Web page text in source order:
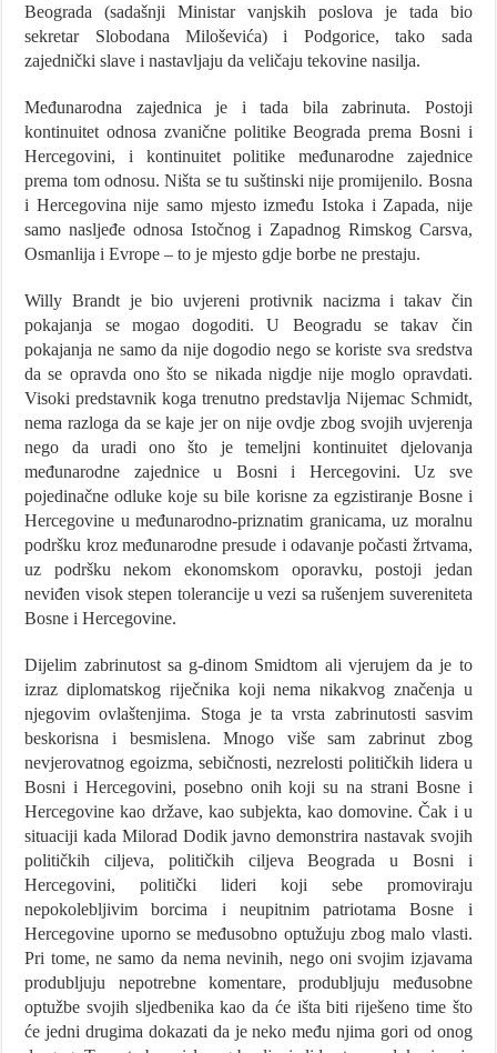
Beograda (sadašnji Ministar vanjskih poslova je tada bio
sekretar Slobodana Miloševića) i Podgorice, tako sada
zajednički slave i nastavljaju da veličaju tekovine nasilja.
Međunarodna zajednica je i tada bila zabrinuta. Postoji
kontinuitet odnosa zvanične politike Beograda prema Bosni i
Hercegovini, i kontinuitet politike međunarodne zajednice
prema tom odnosu. Ništa se tu suštinski nije promijenilo. Bosna
i Hercegovina nije samo mjesto između Istoka i Zapada, nije
samo nasljeđe odnosa Istočnog i Zapadnog Rimskog Carsva,
Osmanlija i Evrope – to je mjesto gdje borbe ne prestaju.
Willy Brandt je bio uvjereni protivnik nacizma i takav čin
pokajanja se mogao dogoditi. U Beogradu se takav čin
pokajanja ne samo da nije dogodio nego se koriste sva sredstva
da se opravda ono što se nikada nigdje nije moglo opravdati.
Visoki predstavnik koga trenutno predstavlja Nijemac Schmidt,
nema razloga da se kaje jer on nije ovdje zbog svojih uvjerenja
nego da uradi ono što je temeljni kontinuitet djelovanja
međunarodne zajednice u Bosni i Hercegovini. Uz sve
pojedinačne odluke koje su bile korisne za egzistiranje Bosne i
Hercegovine u međunarodno-priznatim granicama, uz moralnu
podršku kroz međunarodne presude i odavanje počasti žrtvama,
uz podršku nekom ekonomskom oporavku, postoji jedan
neviđen visok stepen tolerancije u vezi sa rušenjem suvereniteta
Bosne i Hercegovine.
Dijelim zabrinutost sa g-dinom Smidtom ali vjerujem da je to
izraz diplomatskog riječnika koji nema nikakvog značenja u
njegovim ovlaštenjima. Stoga je ta vrsta zabrinutosti sasvim
beskorisna i besmislena. Mnogo više sam zabrinut zbog
nevjerovatnog egoizma, sebičnosti, nezrelosti političkih lidera u
Bosni i Hercegovini, posebno onih koji su na strani Bosne i
Hercegovine kao države, kao subjekta, kao domovine. Čak i u
situaciji kada Milorad Dodik javno demonstrira nastavak svojih
političkih ciljeva, političkih ciljeva Beograda u Bosni i
Hercegovini, politički lideri koji sebe promoviraju
nepokolebljivim borcima i neupitnim patriotama Bosne i
Hercegovine uporno se međusobno optužuju zbog malo vlasti.
Pri tome, ne samo da nema nevinih, nego oni svojim izjavama
produbljuju nepotrebne komentare, produbljuju međusobne
optužbe svojih sljedbenika kao da će išta biti riješeno time što
će jedni drugima dokazati da je neko među njima gori od onog